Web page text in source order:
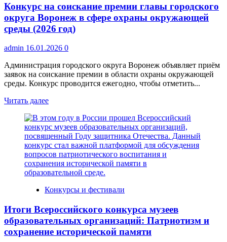
Конкурс на соискание премии главы городского
округа Воронеж в сфере охраны окружающей
среды (2026 год)
admin 16.01.2026 0
Администрация городского округа Воронеж объявляет приём
заявок на соискание премии в области охраны окружающей
среды. Конкурс проводится ежегодно, чтобы отметить...
Читать далееПрочитать
о
Конкурс
на
соискание
премии
главы
городского
Воронеж
сфере
охраны
окружающей
среды
Конкурсы и фестивали
Итоги Всероссийского конкурса музеев
образовательных организаций: Патриотизм и
сохранение исторической памяти